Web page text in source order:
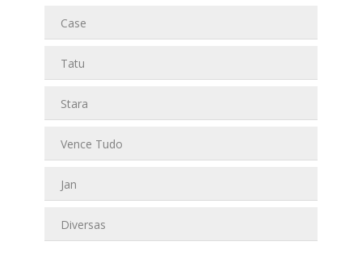
Case
Tatu
Stara
Vence Tudo
Jan
Diversas